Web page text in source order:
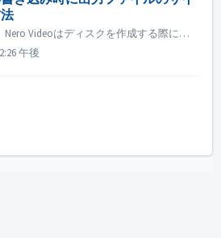
デフォルト設定で、Nero Videoはディスクを作成する際に、ディスクの完全なスペースに合わせて出力しようとします。 大きなサイズの出力を必要としない場合には、カスタマイズ設定を行うことができます。 書き込む前に、「オプション」→「記録形式オプション」を開き、書き込むディスクの種類に応じたタブを選択...
午後